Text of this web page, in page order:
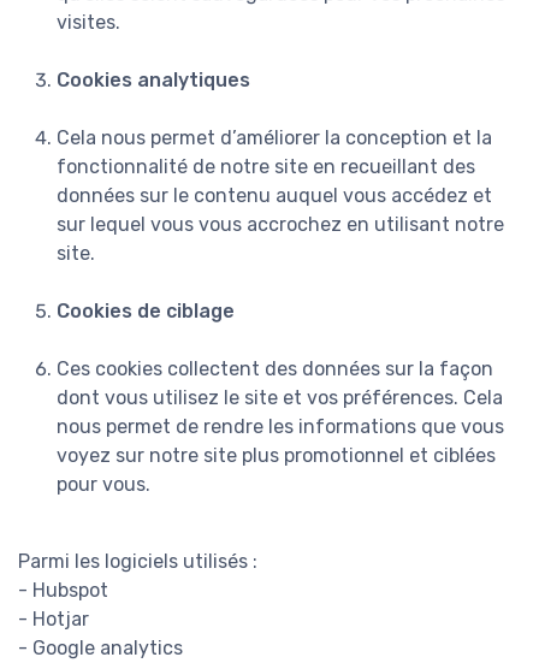
visites.
Cookies analytiques
Cela nous permet d’améliorer la conception et la
fonctionnalité de notre site en recueillant des
données sur le contenu auquel vous accédez et
sur lequel vous vous accrochez en utilisant notre
site.
Cookies de ciblage
Ces cookies collectent des données sur la façon
dont vous utilisez le site et vos préférences. Cela
nous permet de rendre les informations que vous
voyez sur notre site plus promotionnel et ciblées
pour vous.
Parmi les logiciels utilisés :
- Hubspot
- Hotjar
- Google analytics